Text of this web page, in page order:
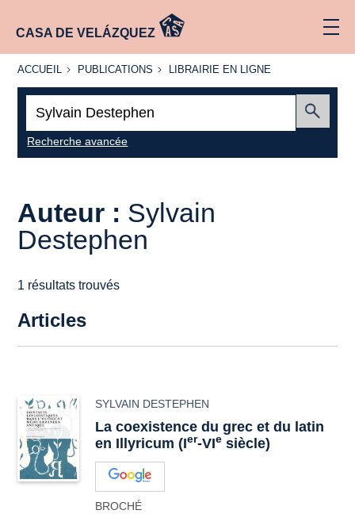
CASA DE VELÁZQUEZ
ACCUEIL
ACCUEIL PUBLICATIONS
PUBLICATIONS
LIBRAIRIE
LIBRAIRIE EN LIGNE
Recherche avancée
Auteur : Sylvain
Destephen
1 résultats trouvés
Articles
SYLVAIN DESTEPHEN
La coexistence du grec et du latin
en Illyricum (Ier-VIe siècle)
BROCHÉ